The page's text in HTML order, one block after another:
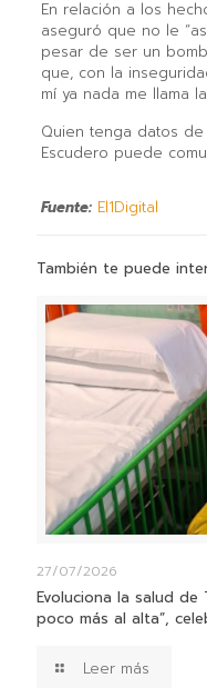
En relación a los
aseguró que no le
pesar de ser un
que, con la
mí ya nada me llama
Quien tenga datos
Escudero puede
Fuente: El1Digital
También te puede
27/07/2026
Evoluciona la salud de
poco más al alta”,
Leer más